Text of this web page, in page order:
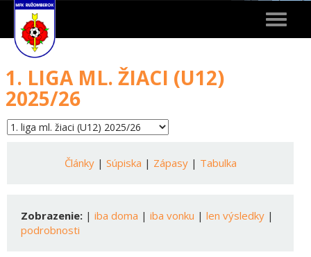
Toggle
1. LIGA ML. ŽIACI (U12)
2025/26
Články| Súpiska | Zápasy| Tabulka
Zobrazenie: | iba doma | iba vonku | len výsledky |
podrobnosti